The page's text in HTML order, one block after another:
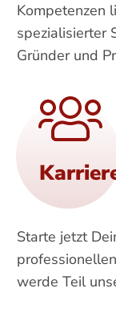
Kompetenzen
spezialisierter
Gründer und
Starte jetzt
werde Teil